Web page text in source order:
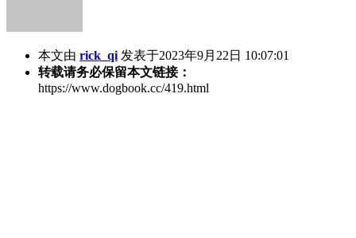
本文由 rick_qi 发表于2023年9月22日 10:07:01
转载请务必保留本文链接：
https://www.dogbook.cc/419.html